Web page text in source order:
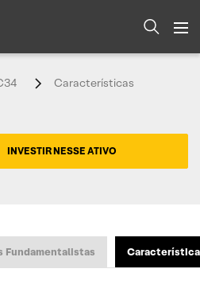
Características
INVESTIR NESSE ATIVO
Fundamentalistas